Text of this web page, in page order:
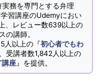
務を専門とする弁理
習講座のUdemyにおい
、レビュー数639以上の
の講師。
人以上の『初心者でもわ
受講者数1,842人以上の
座 』を提供。